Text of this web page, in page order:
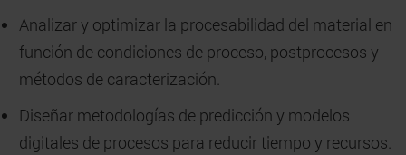
Analizar y optimizar la procesabilidad del material en
función de condiciones de proceso, postprocesos y
métodos de caracterización.
Diseñar metodologías de predicción y modelos
digitales de procesos para reducir tiempo y recursos.